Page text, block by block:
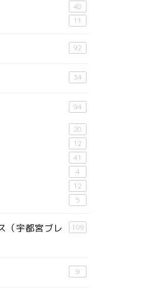
48
11
92
34
94
20
12
41
4
12
5
（宇都宮ブレ
109
9